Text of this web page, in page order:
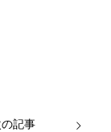
の記事